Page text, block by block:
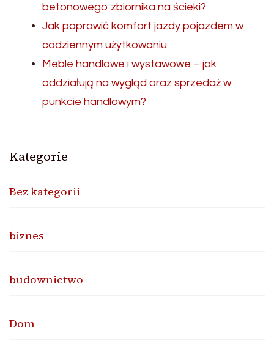
betonowego zbiornika na ścieki?
Jak poprawić komfort jazdy pojazdem w
codziennym użytkowaniu
Meble handlowe i wystawowe – jak
oddziałują na wygląd oraz sprzedaż w
punkcie handlowym?
Kategorie
Bez kategorii
biznes
budownictwo
Dom